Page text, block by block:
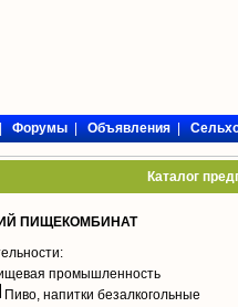
Форумы|Объявления|
Каталог
ПИЩЕКОМБИНАТ
промышленность
Пиво, напитки безалкогольные